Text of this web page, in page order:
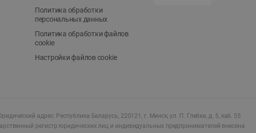
Политика обработки
персональных данных
Политика обработки файлов
cookie
Настройки файлов cookie
адрес: Республика Беларусь, 220121, г. Минск, ул. П. Глебки, д. 5, каб. 55
регистр юридических лиц и индивидуальных предпринимателей внесена